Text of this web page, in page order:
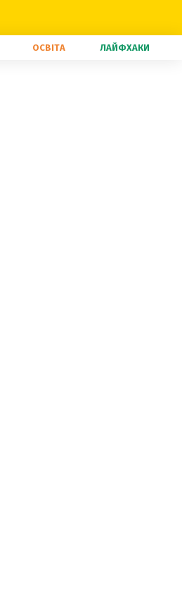
ОСВІТА ЛАЙФХАКИ